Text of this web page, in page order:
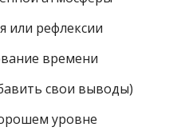
или рефлексии
времени
свои выводы)
уровне